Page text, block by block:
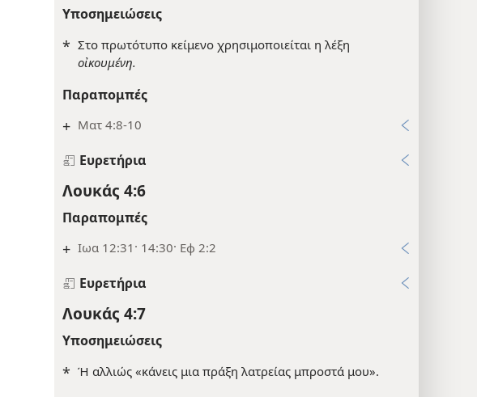
Υποσημειώσεις
* Στο πρωτότυπο κείμενο χρησιμοποιείται η λέξη
οἰκουμένη.
Παραπομπές
+ Ματ 4:8-10
Ευρετήρια
Λουκάς 4:6
Παραπομπές
+ Ιωα 12:31· 14:30· Εφ 2:2
Ευρετήρια
Λουκάς 4:7
Υποσημειώσεις
* Ή αλλιώς «κάνεις μια πράξη λατρείας μπροστά μου».